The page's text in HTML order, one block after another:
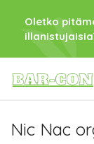
Oletko
Nic Nac